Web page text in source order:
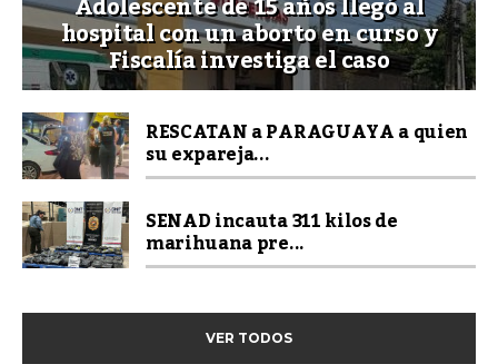
hospital con un aborto en curso y
Fiscalía investiga el caso
RESCATAN a PARAGUAYA a quien
su expareja...
SENAD incauta 311 kilos de
marihuana pre...
VER TODOS